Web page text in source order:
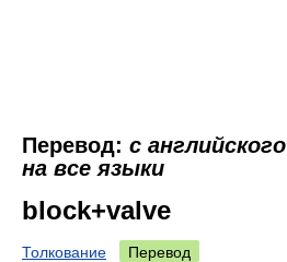
Перевод: с английского
на все языки
block+valve
Толкование Перевод